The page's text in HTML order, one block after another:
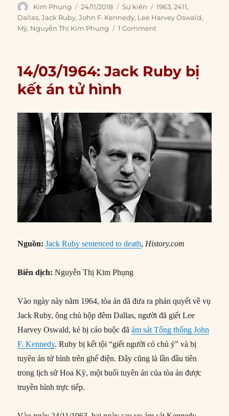
Author
Kim Phụng
Posted
on
24/11/2018 Categories
Sự kiện Tags
1963,2411,
Dallas,Jack Ruby,John F. Kennedy, Lee Harvey Oswald,
Mỹ, Nguyễn Thị Kim Phụng 1 Comment
14/03/1964: Jack Ruby bị
kết án tử hình
Nguồn: Jack Ruby sentenced to death, History.com
Biên dịch: Nguyễn Thị Kim Phụng
Vào ngày này năm 1964, tòa án đã đưa ra phán quyết về vụ
Jack Ruby, ông chủ hộp đêm Dallas, người đã giết Lee
Harvey Oswald, kẻ bị cáo buộc đãám sát Tổng thống John
F. Kennedy. Ruby bị kết tội “giết người có chủ ý” và bị
tuyên án tử hình trên ghế điện. Đây cũng là lần đầu tiên
trong lịch sử Hoa Kỳ, một buổi tuyên án của tòa án được
truyền hình trực tiếp.